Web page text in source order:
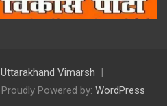
Uttarakhand Vimarsh
Proudly Powered by: WordPress